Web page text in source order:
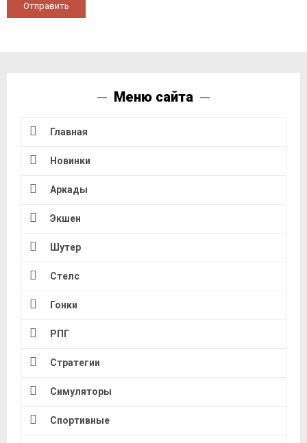
Отправить
Меню сайта
Главная
Новинки
Аркады
Экшен
Шутер
Стелс
Гонки
РПГ
Стратегии
Симуляторы
Спортивные